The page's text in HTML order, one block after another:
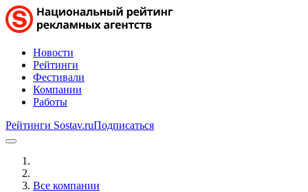
Новости
Рейтинги
Фестивали
Компании
Работы
Рейтинги Sostav.ruПодписаться
Все компании